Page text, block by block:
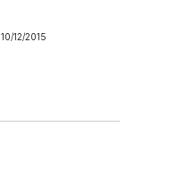
10/12/2015